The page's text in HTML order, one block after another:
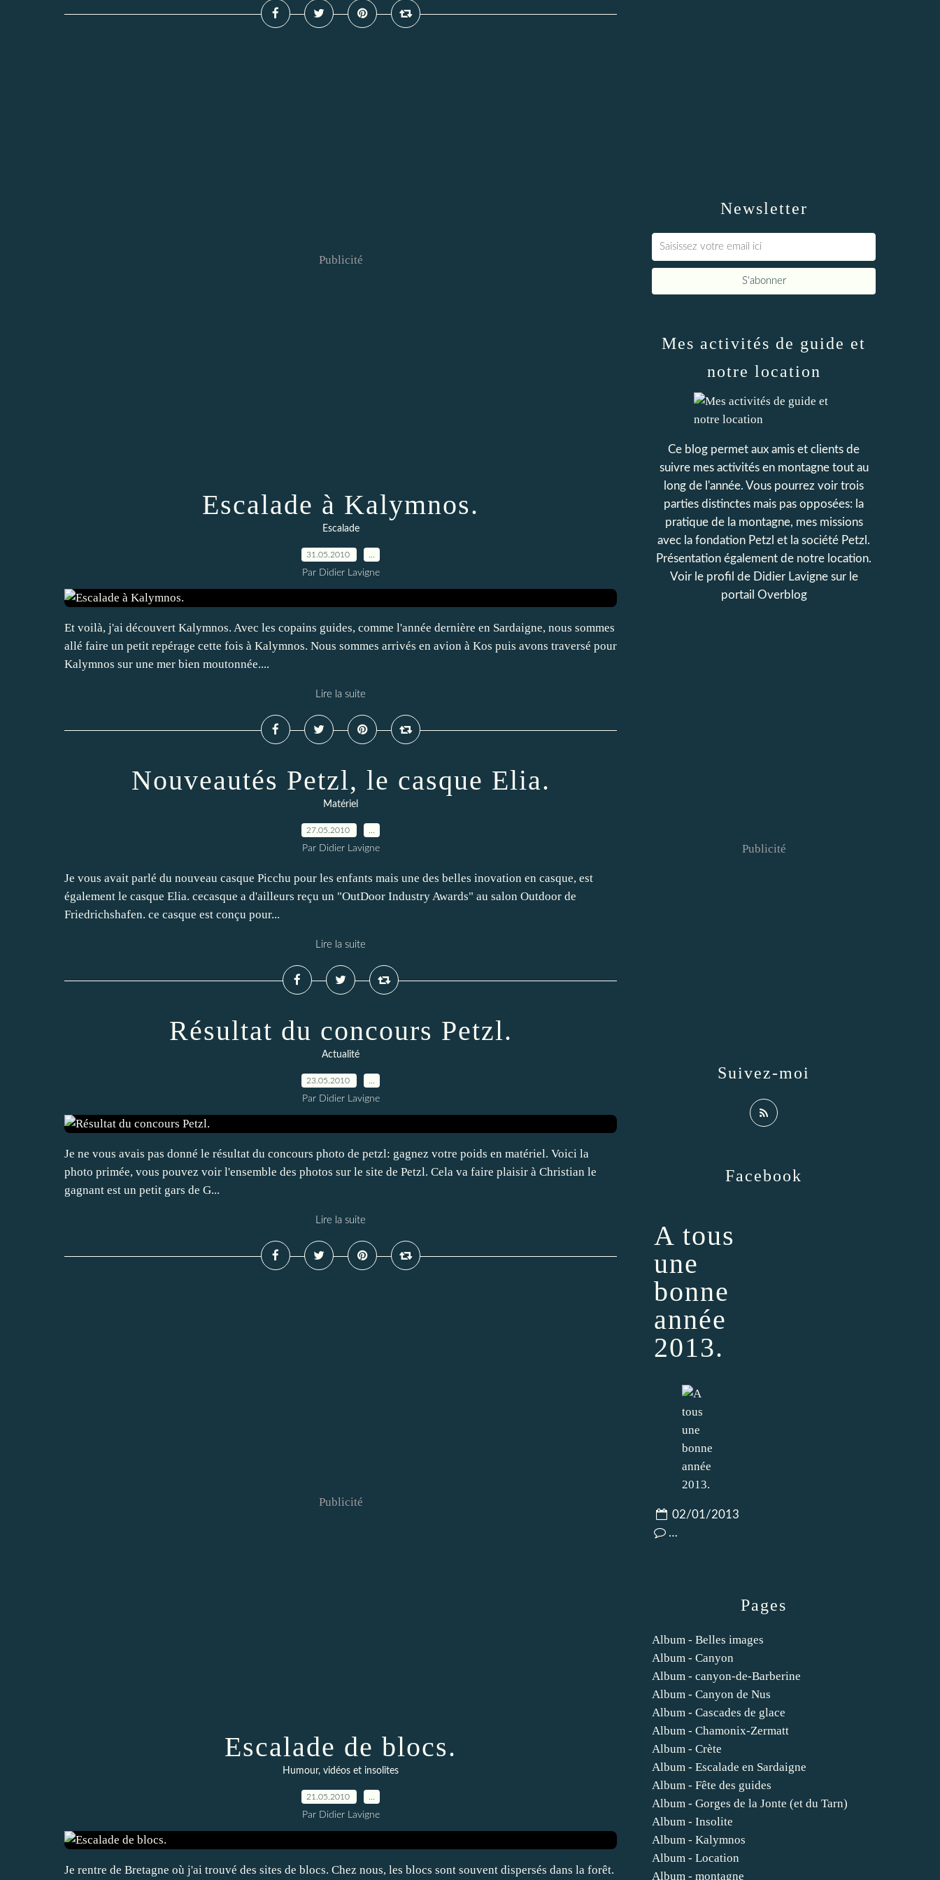
Publicité
Escalade à Kalymnos.
Escalade
31.05.2010
Par Didier Lavigne
Et voilà, j'ai découvert Kalymnos. Avec les copains guides, comme l'année dernière en Sardaigne, nous sommes
allé faire un petit repérage cette fois à Kalymnos. Nous sommes arrivés en avion à Kos puis avons traversé pour
Kalymnos sur une mer bien moutonnée....
Lire la suite
Nouveautés Petzl, le casque Elia.
Matériel
27.05.2010
Par Didier Lavigne
Je vous avait parlé du nouveau casque Picchu pour les enfants mais une des belles inovation en casque, est
également le casque Elia. cecasque a d'ailleurs reçu un "OutDoor Industry Awards" au salon Outdoor de
Friedrichshafen. ce casque est conçu pour...
Lire la suite
Résultat du concours Petzl.
Actualité
23.05.2010
Par Didier Lavigne
Je ne vous avais pas donné le résultat du concours photo de petzl: gagnez votre poids en matériel. Voici la
photo primée, vous pouvez voir l'ensemble des photos sur le site de Petzl. Cela va faire plaisir à Christian le
gagnant est un petit gars de G...
Lire la suite
Publicité
Escalade de blocs.
Humour, vidéos et insolites
21.05.2010
Par Didier Lavigne
Je rentre de Bretagne où j'ai trouvé des sites de blocs. Chez nous, les blocs sont souvent dispersés dans la forêt.
Newsletter
Pages
Album - Belles images
Album - Canyon
Album - canyon-de-Barberine
Album - Canyon de Nus
Album - Cascades de glace
Album - Chamonix-Zermatt
Album - Crète
Album - Escalade en Sardaigne
Album - Fête des guides
Album - Gorges de la Jonte (et du Tarn)
Album - Insolite
Album - Kalymnos
Album - Location
Album - montagne
Mes activités de guide et
notre location
Ce blog permet aux amis et clients de
suivre mes activités en montagne tout au
long de l'année. Vous pourrez voir trois
parties distinctes mais pas opposées: la
pratique de la montagne, mes missions
avec la fondation Petzl et la société Petzl.
Présentation également de notre location.
Voir le profil de Didier Lavignesur le
portail Overblog
Suivez-moi
Facebook
A tous
une
bonne
année
2013.
02/01/2013
…
Publicité